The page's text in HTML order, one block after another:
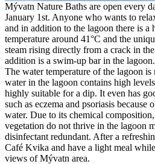
Mývatn Nature Baths are open every
January 1st. Anyone who wants to
and in addition to the lagoon there is a
temperature around 41°C and the
steam rising directly from a crack in
addition is a swim-up bar in the lagoon.
The water temperature of the lagoon
water in the lagoon contains high
highly suitable for a dip. It even has
such as eczema and psoriasis because
water. Due to its chemical
vegetation do not thrive in the lagoon
disinfectant redundant. After a
Café Kvika and have a light meal
views of Mývatn area.